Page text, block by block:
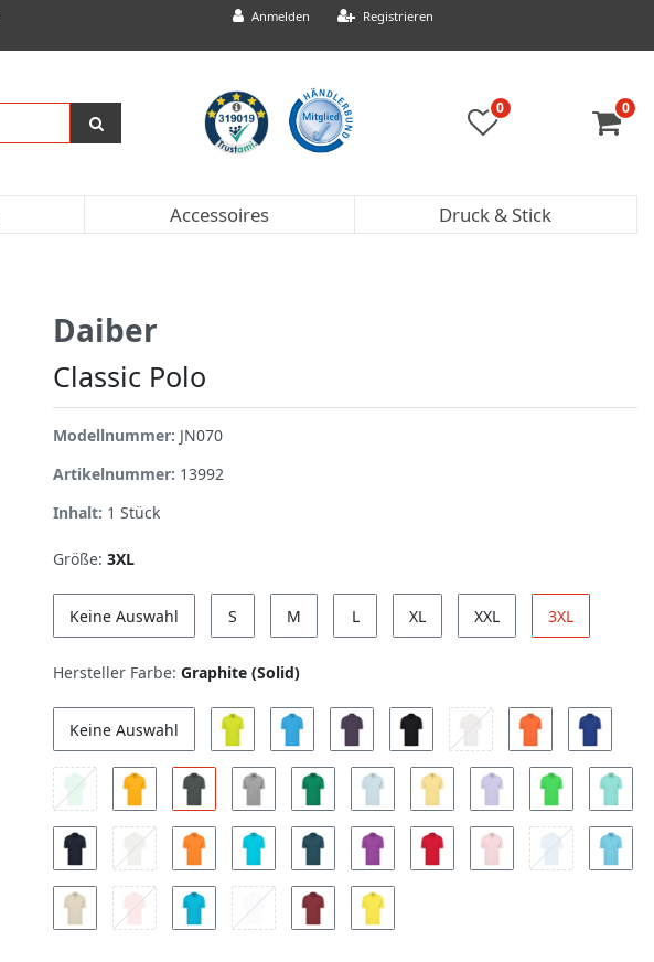
Anmelden Registrieren
0 0
Accessoires Druck & Stick
Daiber
Classic Polo
Modellnummer: JN070
Artikelnummer: 13992
Inhalt: 1 Stück
Größe: 3XL
Keine Auswahl S M L XL XXL 3XL
Hersteller Farbe: Graphite (Solid)
Keine Auswahl